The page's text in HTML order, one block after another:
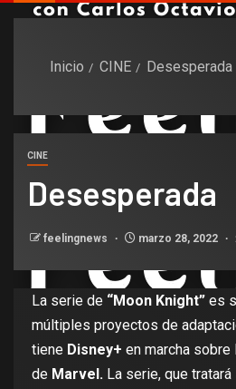
Inicio CINE Desesperada
CINE
Desesperada
feelingnews marzo 28, 2022
La serie de “Moon Knight” es
múltiples proyectos de
tiene Disney+ en marcha
de Marvel. La serie, que